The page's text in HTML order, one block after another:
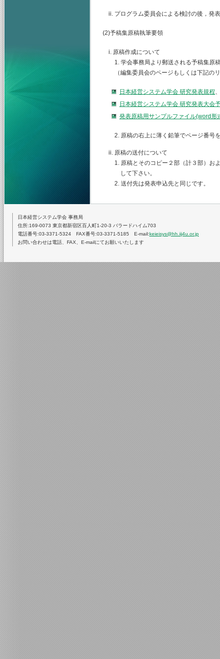
ii. プログラム委員会による検討の後，発
(2)予稿集原稿執筆要領
i. 原稿作成について
1. 学会事務局より郵送される予稿集原
（編集委員会のページもしくは下記の
日本経営システム学会 研究発表規程
日本経営システム学会 研究発表大会
発表原稿用サンプルファイル(word形
2. 原稿の右上に薄く鉛筆でページ番号
ii. 原稿の送付について
1. 原稿とそのコピー２部（計３部）お
して下さい。
2. 送付先は発表申込先と同じです。
日本経営システム学会 事務局
住所:169-0073 東京都新宿区百人町1-20-3 バラードハイム703
電話番号:03-3371-5324 FAX番号:03-3371-5185 E-mail:keieisys@hh.iij4u.or.jp
お問い合わせは電話、FAX、E-mailにてお願いいたします